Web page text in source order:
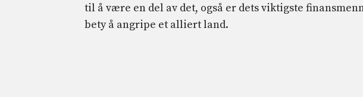
til å være en del av det, også er dets viktigste
bety å angripe et alliert land.